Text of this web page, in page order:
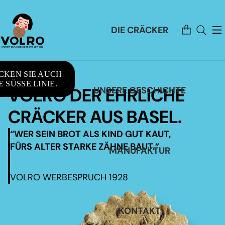
DIE CRÄCKER
UNSERE GESCHICHTE
MANUFAKTUR
KONTAKT
Artikel
im
Warenkorb
SIE AUCH
SÜSSE LINIE.
VOLRO DER EHRLICHE
CRÄCKER AUS BASEL.
“WER SEIN BROT ALS KIND GUT KAUT,
FÜRS ALTER STARKE ZÄHNE BAUT.”
VOLRO WERBESPRUCH 1928